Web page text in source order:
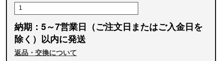
納期：5～7営業日（ご注文日またはご入金日を
除く）以内に発送
返品・交換について